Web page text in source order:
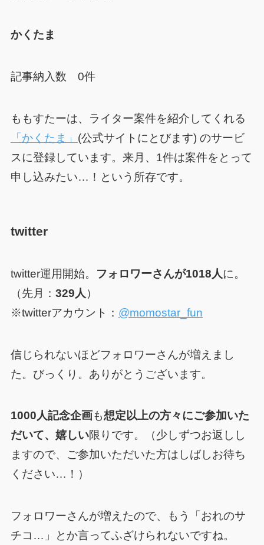
かくたま
記事納入数 0件
ももすたーは、ライター案件を紹介してくれる
「かくたま」 (公式サイトにとびます) のサービ
スに登録しています。 来月、1件は案件をとって
申し込みたい…！ という所存です。
twitter
twitter運用開始。 フォロワーさんが1018人に。
（先月： 329人）
※twitterアカウント： @momostar_fun
信じられないほどフォロワーさんが増えまし
た。びっくり。ありがとうございます。
1000人記念企画も想定以上の方々にご参加いた
だいて、嬉しい限り です。（少しずつお返しし
ますので、ご参加いただいた方はしばしお待ち
ください…！）
フォロワーさんが増えたので、もう「おれのサ
チコ…」とか言ってふざけられないですね。